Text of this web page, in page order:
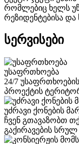
რომლებიც ხელს
რეზიდენტებისა და
სერვისები
უსაფრთხოება
24/7
პროექტის
უძრავი ქონების
ჩვენ გთავაზობთ
გაქირავების სრულ